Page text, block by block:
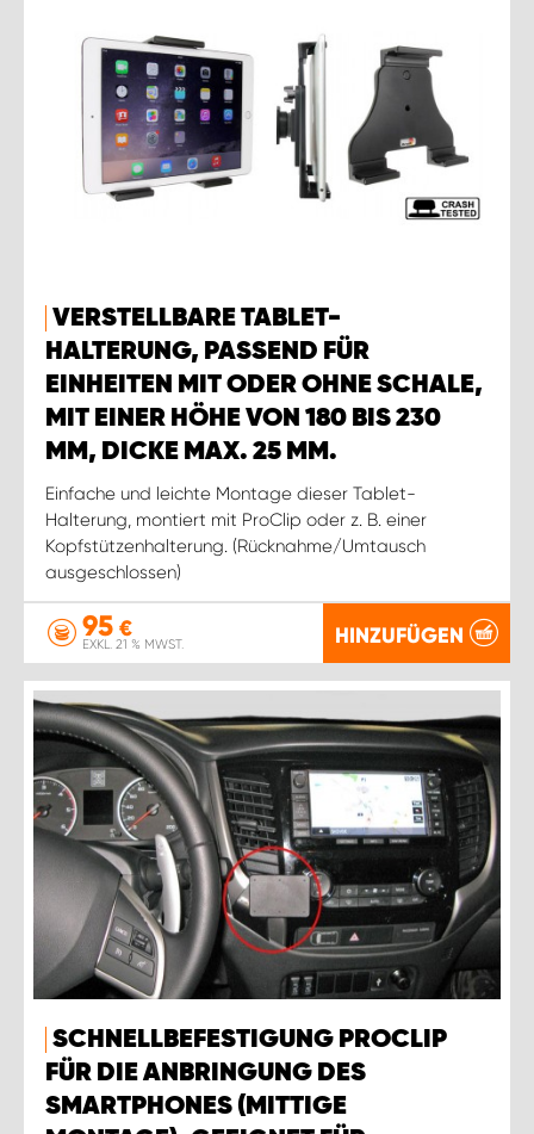
VERSTELLBARE TABLET-
HALTERUNG, PASSEND FÜR
EINHEITEN MIT ODER OHNE SCHALE,
MIT EINER HÖHE VON 180 BIS 230
MM, DICKE MAX. 25 MM.
Einfache und leichte Montage dieser Tablet-
Halterung, montiert mit ProClip oder z. B. einer
Kopfstützenhalterung. (Rücknahme/Umtausch
ausgeschlossen)
95 €
EXKL. 21 % MWST. HINZUFÜGEN
SCHNELLBEFESTIGUNG PROCLIP
FÜR DIE ANBRINGUNG DES
SMARTPHONES (MITTIGE